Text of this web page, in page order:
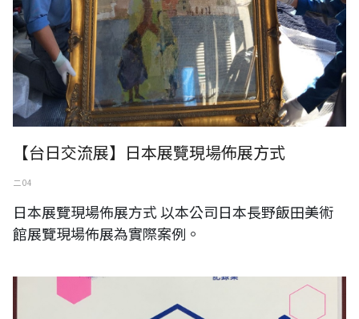
【台日交流展】日本展覽現場佈展方式
二 04
日本展覽現場佈展方式 以本公司日本長野飯田美術
館展覽現場佈展為實際案例。
YOKOHAMA TRIENNALE 2017 橫濱三年展報告書出版